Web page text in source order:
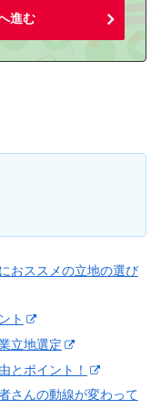
進む
おススメの立地の選び
ト
立地選定
とポイント！
さんの動線が変わって